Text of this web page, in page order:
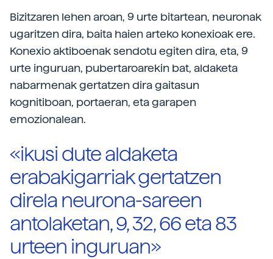
Bizitzaren lehen aroan, 9 urte bitartean, neuronak
ugaritzen dira, baita haien arteko konexioak ere.
Konexio aktiboenak sendotu egiten dira, eta, 9
urte inguruan, pubertaroarekin bat, aldaketa
nabarmenak gertatzen dira gaitasun
kognitiboan, portaeran, eta garapen
emozionalean.
«ikusi dute aldaketa
erabakigarriak gertatzen
direla neurona-sareen
antolaketan, 9, 32, 66 eta 83
urteen inguruan»